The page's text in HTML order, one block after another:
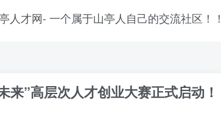
来”高层次人才创业大赛正式启动！